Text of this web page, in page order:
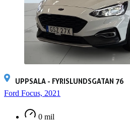
UPPSALA - FYRISLUNDSGATAN 76
Ford Focus, 2021
0 mil